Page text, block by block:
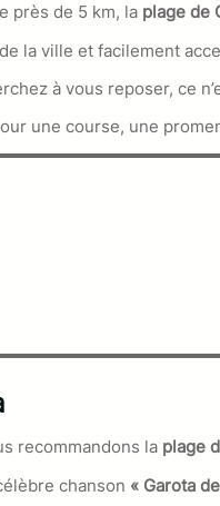
près de 5 km, la plage de
la ville et facilement
à vous reposer, ce
une course, une
recommandons la plage
chanson « Garota